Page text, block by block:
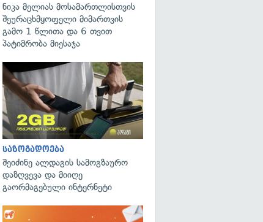
გადახედვა
ნიკა მელიას მოსამართლისთვის
შეურაცხმყოფელი მიმართვის
გამო 1 წლითა და 6 თვით
პატიმრობა მიესაჯა
საზოგადოება
შეიძინე ალდაგის სამოგზაურო
დაზღვევა და მიიღე
გაორმაგებული ინტერნეტი